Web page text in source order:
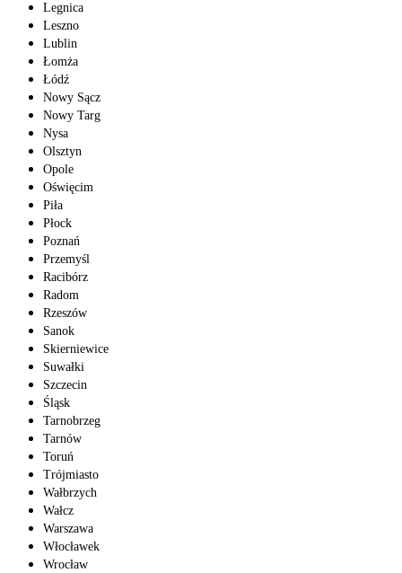
Legnica
Leszno
Lublin
Łomża
Łódź
Nowy Sącz
Nowy Targ
Nysa
Olsztyn
Opole
Oświęcim
Piła
Płock
Poznań
Przemyśl
Racibórz
Radom
Rzeszów
Sanok
Skierniewice
Suwałki
Szczecin
Śląsk
Tarnobrzeg
Tarnów
Toruń
Trójmiasto
Wałbrzych
Wałcz
Warszawa
Włocławek
Wrocław